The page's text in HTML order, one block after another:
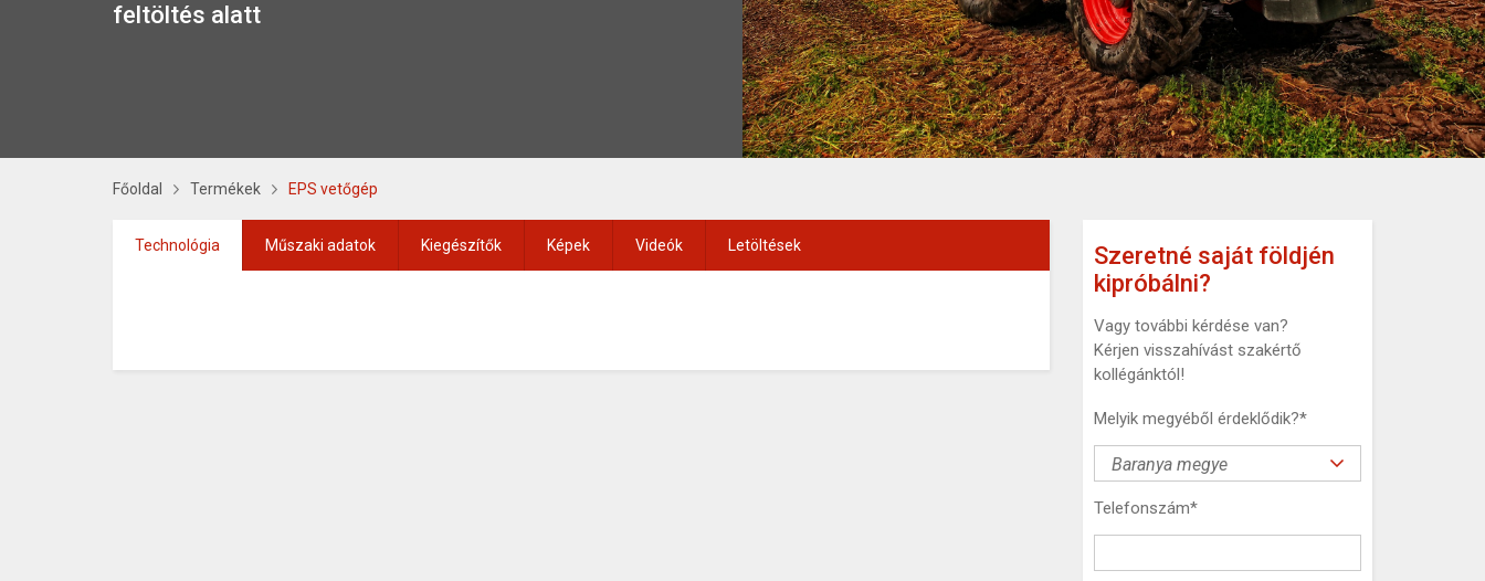
feltöltés alatt
Főoldal Termékek EPS vetőgép
Technológia Műszaki adatok Kiegészítők Képek Videók Letöltések
Szeretné saját földjén
kipróbálni?
Vagy további kérdése van?
Kérjen visszahívást szakértő
kollégánktól!
Melyik megyéből érdeklődik?*
Telefonszám*